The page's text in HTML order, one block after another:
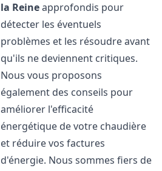
la Reineapprofondis pour
détecter les éventuels
problèmes et les résoudre avant
qu'ils ne deviennent critiques.
Nous vous proposons
également des conseils pour
améliorer l'efficacité
énergétique de votre chaudière
et réduire vos factures
d'énergie. Nous sommes fiers de